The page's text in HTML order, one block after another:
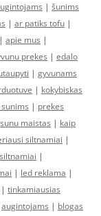
| šunims
| ar patiks tofu |
| apie mus |
prekes | edalo
| gyvunams
| kokybiskas
| prekes
sunu maistas | kaip
siltnamiai |
|
| led reklama |
| tinkamiausias
augintojams | blogas